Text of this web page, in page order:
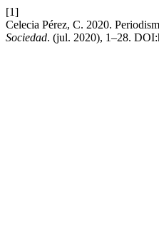
[1]
Celecia Pérez, C. 2020.
Sociedad. (jul. 2020), 1–28.